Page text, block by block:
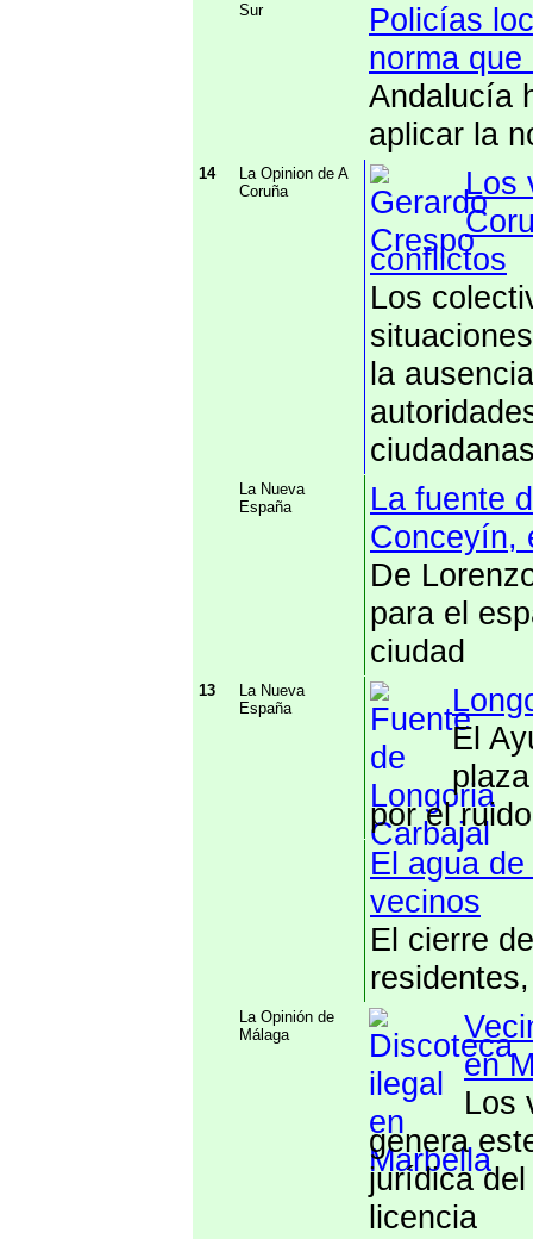
Sur
Policías
norma
Andalucía
aplicar la
14
La Opinion de A
Coruña
Los
conflictos
Los
la
La Nueva
España
La fuente
Conceyín,
De
para el
ciudad
13
La Nueva
España
El
por el ruido
El agua
vecinos
El cierre
La Opinión de
Málaga
en
Los
genera
jurídica
licencia